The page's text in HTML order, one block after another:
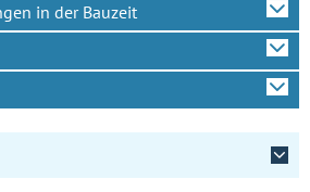
in der Bauzeit